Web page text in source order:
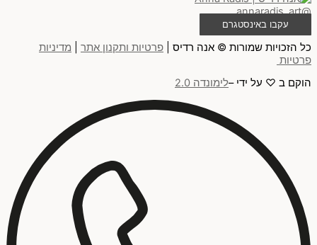
@annaradis_art
עקבו באינסטגרם
כל הזכויות שמורות © אנה רדיס | פרטיות ותקנון אתר
מדיניות
פרטיות
הוקם ב ♡ על ידי –לימונדה 2.0